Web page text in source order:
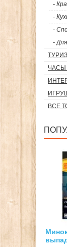
-
-
-
-
ЧАСЫ
ВСЕ
- Средство от
для мужчин